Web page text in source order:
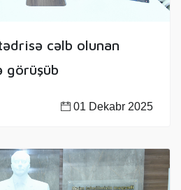
cəlb olunan
görüşüb
01 Dekabr 2025